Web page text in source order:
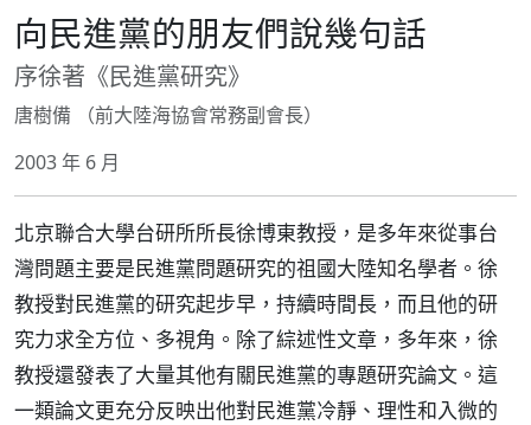
向民進黨的朋友們說幾句話
序徐著《民進黨研究》
唐樹備 （前大陸海協會常務副會長）
2003 年 6 月
北京聯合大學台研所所長徐博東教授，是多年來從事台
灣問題主要是民進黨問題研究的祖國大陸知名學者。徐
教授對民進黨的研究起步早，持續時間長，而且他的研
究力求全方位、多視角。除了綜述性文章，多年來，徐
教授還發表了大量其他有關民進黨的專題研究論文。這
一類論文更充分反映出他對民進黨冷靜、理性和入微的